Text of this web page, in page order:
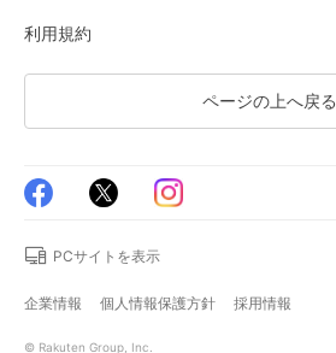
利用規約
ページの上へ戻る
PCサイトを表示
企業情報 個人情報保護方針 採用情報
© Rakuten Group, Inc.